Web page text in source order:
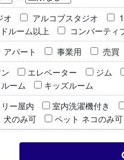
オ アルコブスタジオ
ルーム以上
コンバーティ
アパート 事業用 売買
エレベーター
ジム
ーム
キッズルーム
ー屋内
室内洗濯機付き
犬のみ可
ペット ネコのみ可